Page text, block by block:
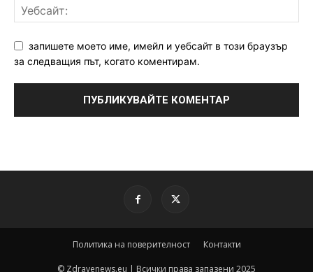
запишете моето име, имейл и уебсайт в този браузър
за следващия път, когато коментирам.
Политика на поверителност Контакти
© Zdravenews.eu | Всички права запазени 2025